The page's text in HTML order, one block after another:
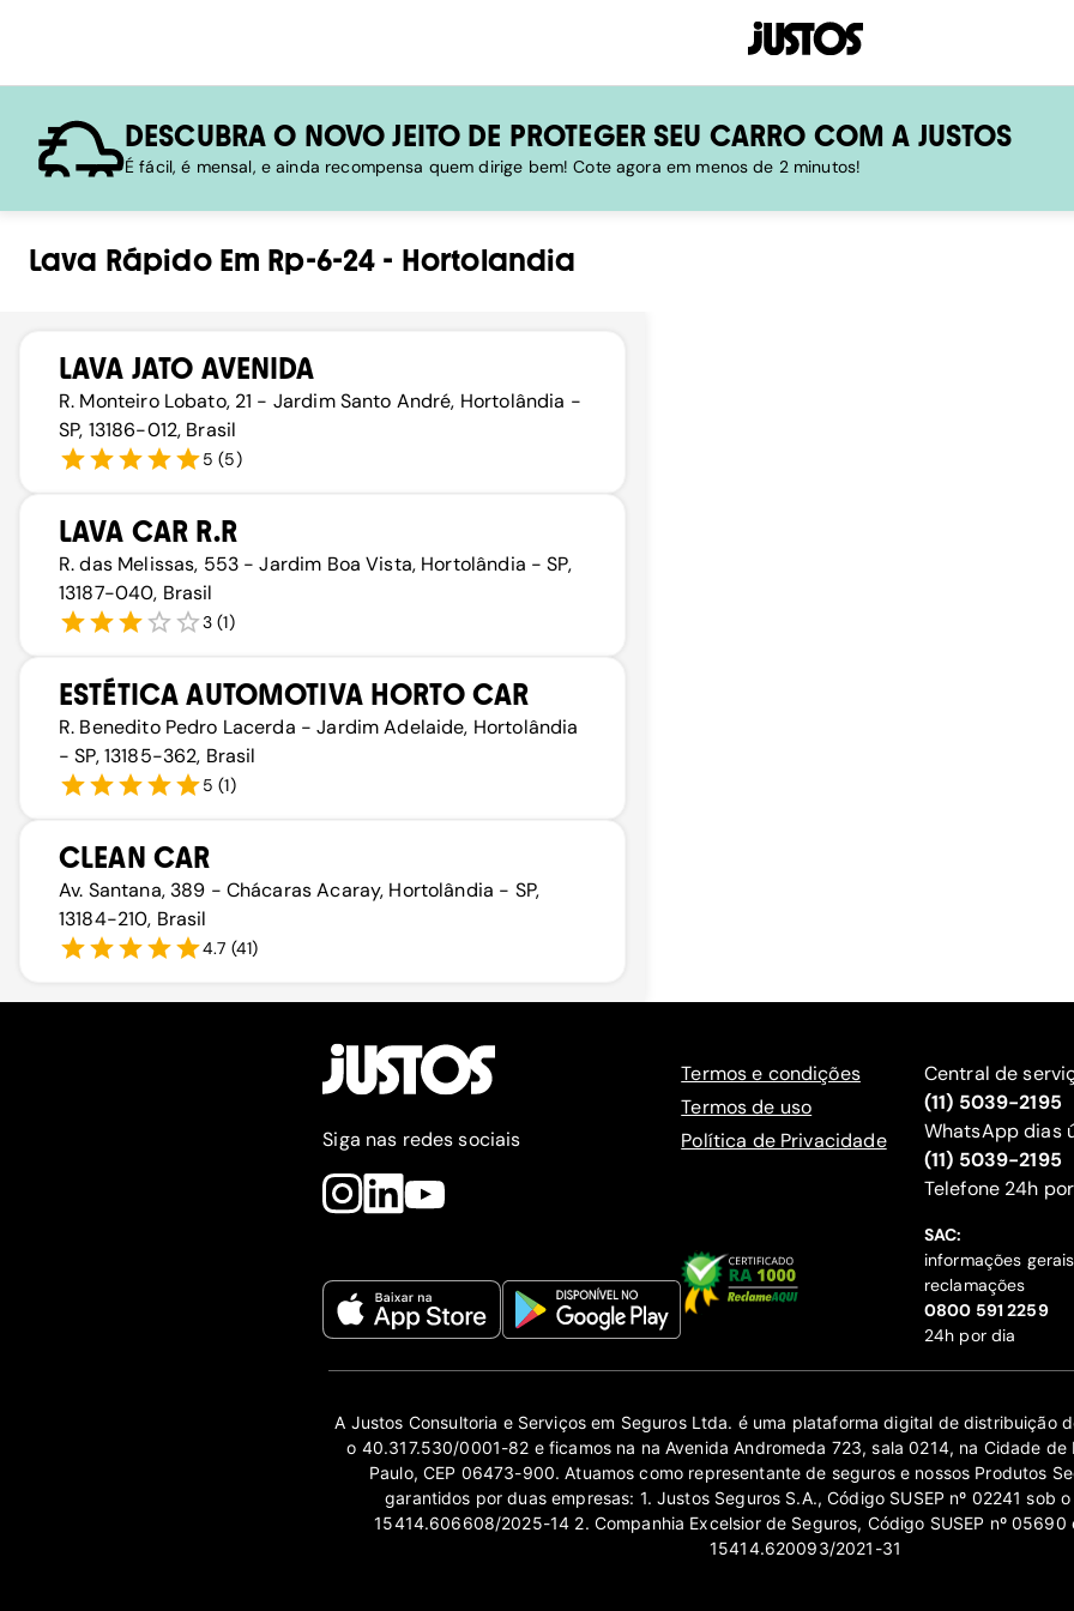
DESCUBRA O NOVO JEITO DE PROTEGER SEU CARRO COM A JUSTOS
É fácil, é mensal, e ainda recompensa quem dirige bem! Cote agora em menos de 2 minutos!
Lava RápidoEm Rp-6-24 - Hortolandia
LAVA JATO AVENIDA
R. Monteiro Lobato, 21 - Jardim Santo André, Hortolândia -
SP, 13186-012, Brasil
5 (5)
LAVA CAR R.R
R. das Melissas, 553 - Jardim Boa Vista, Hortolândia - SP,
13187-040, Brasil
3 (1)
ESTÉTICA AUTOMOTIVA HORTO CAR
R. Benedito Pedro Lacerda - Jardim Adelaide, Hortolândia
- SP, 13185-362, Brasil
5 (1)
CLEAN CAR
Av. Santana, 389 - Chácaras Acaray, Hortolândia - SP,
13184-210, Brasil
4.7 (41)
Siga nas redes sociais
Termos e condições
Termos de uso
Política de Privacidade
Central de
(11) 5039-2195
WhatsApp dias
(11) 5039-2195
‍Telefone 24h
SAC:
informações
reclamações
‍0800 591 2259
24h por dia
A Justos Consultoria e Serviços em Seguros Ltda. é uma plataforma digital de distribuição
o 40.317.530/0001-82 e ficamos na na Avenida Andromeda 723, sala 0214, na Cidade de
Paulo, CEP 06473-900. Atuamos como representante de seguros e nossos Produtos
garantidos por duas empresas: 1. Justos Seguros S.A., Código SUSEP nº 02241 sob
15414.606608/2025-14 2. Companhia Excelsior de Seguros, Código SUSEP nº 05690
15414.620093/2021-31